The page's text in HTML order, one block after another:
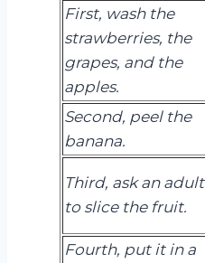
First, wash the
strawberries, the
grapes, and the
apples.
Second, peel the
banana.
Third, ask an adult
to slice the fruit.
Fourth, put it in a